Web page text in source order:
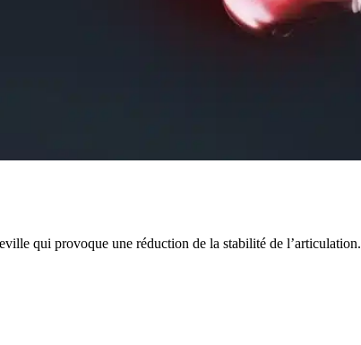
qui provoque une réduction de la stabilité de l’articulation.